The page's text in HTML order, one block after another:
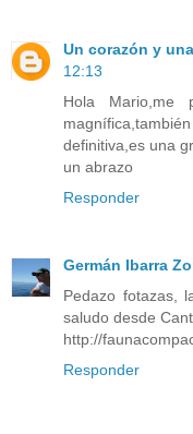
Un corazón y
12:13
Hola Mario,me
definitiva,es una
un abrazo
Responder
Germán Ibarra
Pedazo fotazas,
saludo desde
http://
Responder